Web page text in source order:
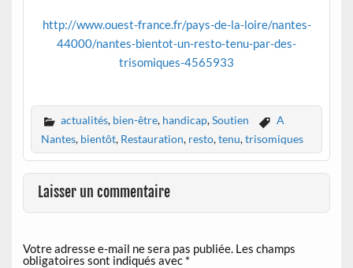
http://www.ouest-france.fr/pays-de-la-loire/nantes-
44000/nantes-bientot-un-resto-tenu-par-des-
trisomiques-4565933
actualités, bien-être, handicap,Soutien
A
Nantes, bientôt, Restauration, resto,tenu,trisomiques
Laisser un commentaire
Votre adresse e-mail ne sera pas publiée. Les champs
obligatoires sont indiqués avec *